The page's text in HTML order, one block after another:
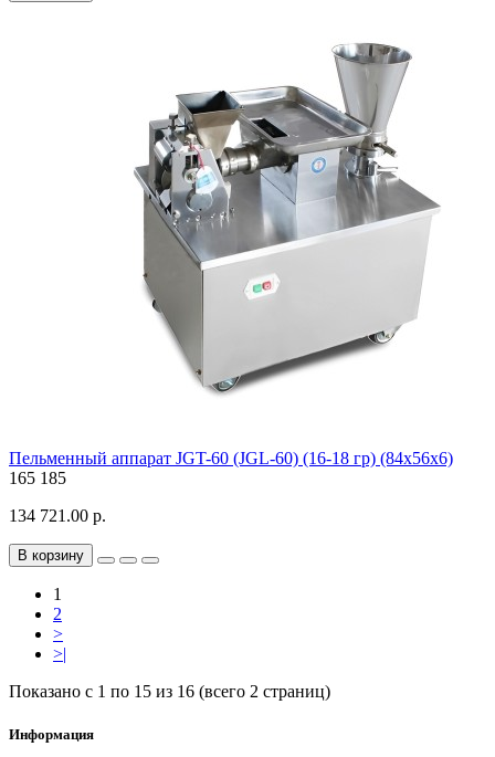
Пельменный аппарат JGT-60 (JGL-60) (16-18 гр) (84х56х6)
165 185
134 721.00 р.
В корзину
1
2
>
>|
Показано с 1 по 15 из 16 (всего 2 страниц)
Информация